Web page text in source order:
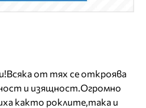
от тях се откроява
и изящност.Огромно
както роклите,така и